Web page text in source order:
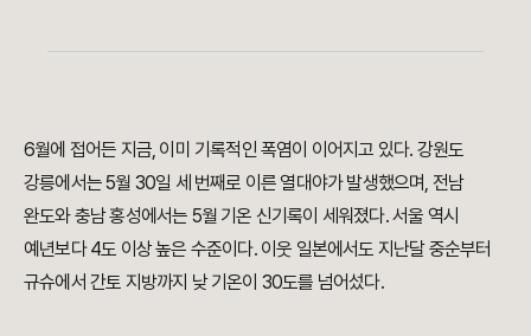
6월에 접어든 지금, 이미 기록적인 폭염이 이어지고 있다. 강원도
강릉에서는 5월 30일 세 번째로 이른 열대야가 발생했으며, 전남
완도와 충남 홍성에서는 5월 기온 신기록이 세워졌다. 서울 역시
예년보다 4도 이상 높은 수준이다. 이웃 일본에서도 지난달 중순부터
규슈에서 간토 지방까지 낮 기온이 30도를 넘어섰다.